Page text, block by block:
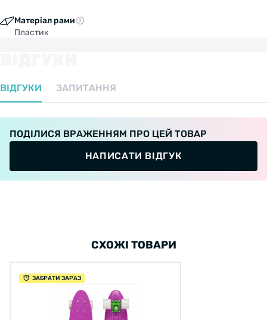
Матеріал рами
Пластик
ВІДГУКИ ЗАПИТАННЯ
ПОДІЛИСЯ ВРАЖЕННЯМ ПРО ЦЕЙ ТОВАР
НАПИСАТИ ВІДГУК
СХОЖІ ТОВАРИ
ЗАБРАТИ ЗАРАЗ